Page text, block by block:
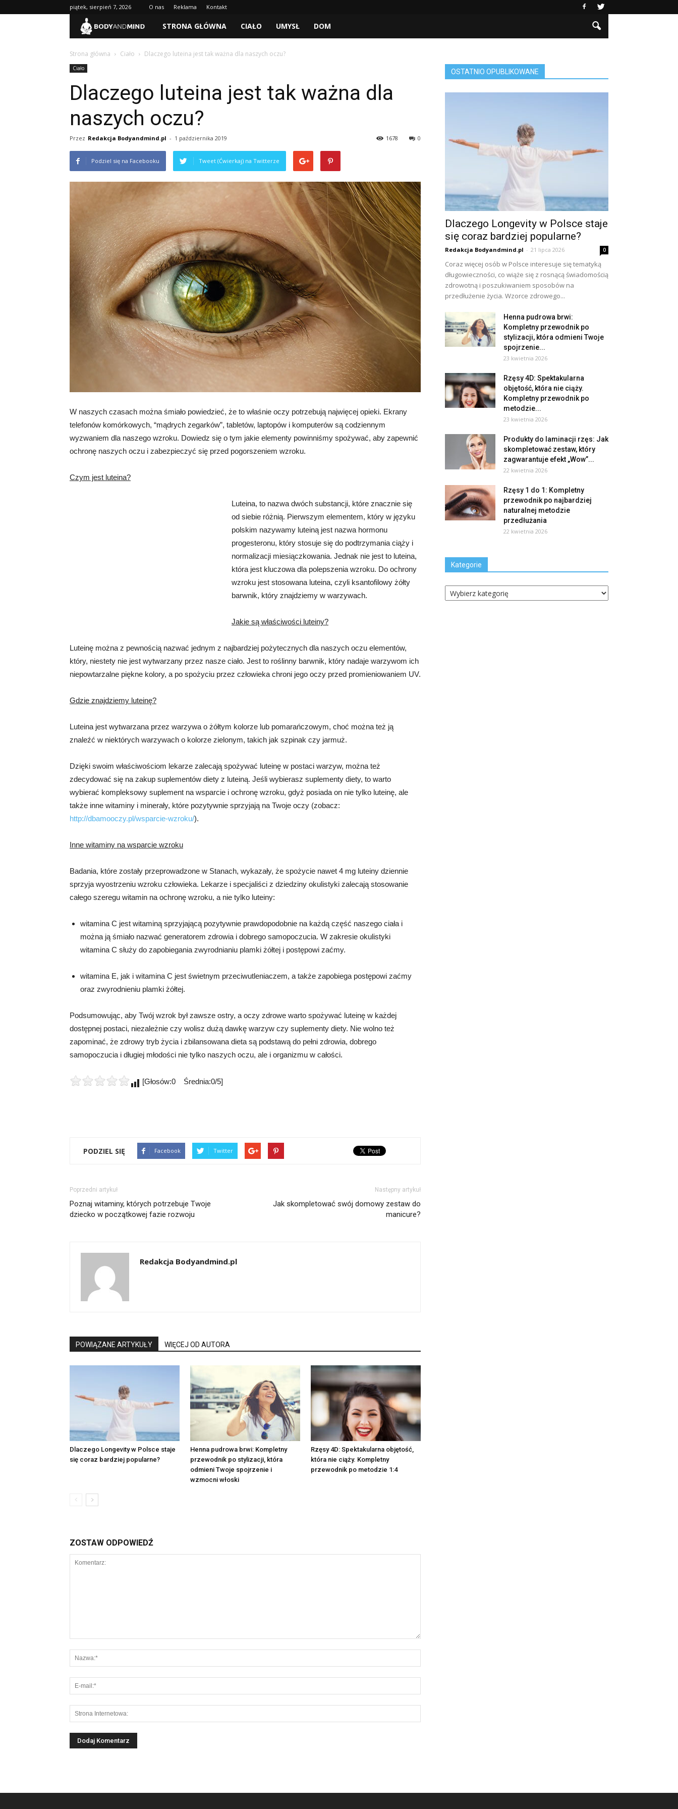
piątek, sierpień 7, 2026 O nas Reklama Kontakt
BodyAndMind.pl
STRONA GŁÓWNA CIAŁO UMYSŁ DOM
Strona główna Ciało Dlaczego luteina jest tak ważna dla naszych oczu?
Ciało
Dlaczego luteina jest tak ważna dla
naszych oczu?
Przez Redakcja Bodyandmind.pl - 1 października 2019 0
1678
Podziel się na Facebooku Tweet (Ćwierkaj) na Twitterze
W naszych czasach można śmiało powiedzieć, że to właśnie oczy potrzebują najwięcej opieki. Ekrany
telefonów komórkowych, “mądrych zegarków”, tabletów, laptopów i komputerów są codziennym
wyzwaniem dla naszego wzroku. Dowiedz się o tym jakie elementy powinniśmy spożywać, aby zapewnić
ochronę naszych oczu i zabezpieczyć się przed pogorszeniem wzroku.
Czym jest luteina?
Luteina, to nazwa dwóch substancji, które znacznie się
od siebie różnią. Pierwszym elementem, który w języku
polskim nazywamy luteiną jest nazwa hormonu
progesteronu, który stosuje się do podtrzymania ciąży i
normalizacji miesiączkowania. Jednak nie jest to luteina,
która jest kluczowa dla polepszenia wzroku. Do ochrony
wzroku jest stosowana luteina, czyli ksantofilowy żółty
barwnik, który znajdziemy w warzywach.
Jakie są właściwości luteiny?
Luteinę można z pewnością nazwać jednym z najbardziej pożytecznych dla naszych oczu elementów,
który, niestety nie jest wytwarzany przez nasze ciało. Jest to roślinny barwnik, który nadaje warzywom ich
niepowtarzalne piękne kolory, a po spożyciu przez człowieka chroni jego oczy przed promieniowaniem UV.
Gdzie znajdziemy luteinę?
Luteina jest wytwarzana przez warzywa o żółtym kolorze lub pomarańczowym, choć można też ją
znaleźć w niektórych warzywach o kolorze zielonym, takich jak szpinak czy jarmuż.
Dzięki swoim właściwościom lekarze zalecają spożywać luteinę w postaci warzyw, można też
zdecydować się na zakup suplementów diety z luteiną. Jeśli wybierasz suplementy diety, to warto
wybierać kompleksowy suplement na wsparcie i ochronę wzroku, gdyż posiada on nie tylko luteinę, ale
także inne witaminy i minerały, które pozytywnie sprzyjają na Twoje oczy (zobacz:
http://dbamooczy.pl/wsparcie-wzroku/).
Inne witaminy na wsparcie wzroku
Badania, które zostały przeprowadzone w Stanach, wykazały, że spożycie nawet 4 mg luteiny dziennie
sprzyja wyostrzeniu wzroku człowieka. Lekarze i specjaliści z dziedziny okulistyki zalecają stosowanie
całego szeregu witamin na ochronę wzroku, a nie tylko luteiny:
witamina C jest witaminą sprzyjającą pozytywnie prawdopodobnie na każdą część naszego ciała i
można ją śmiało nazwać generatorem zdrowia i dobrego samopoczucia. W zakresie okulistyki
witamina C służy do zapobiegania zwyrodnianiu plamki żółtej i postępowi zaćmy.
witamina E, jak i witamina C jest świetnym przeciwutleniaczem, a także zapobiega postępowi zaćmy
oraz zwyrodnieniu plamki żółtej.
Podsumowując, aby Twój wzrok był zawsze ostry, a oczy zdrowe warto spożywać luteinę w każdej
dostępnej postaci, niezależnie czy wolisz dużą dawkę warzyw czy suplementy diety. Nie wolno też
zapominać, że zdrowy tryb życia i zbilansowana dieta są podstawą do pełni zdrowia, dobrego
samopoczucia i długiej młodości nie tylko naszych oczu, ale i organizmu w całości.
[Głosów:0 Średnia:0/5]
PODZIEL SIĘ Facebook Twitter
Poprzedni artykuł
Poznaj witaminy, których potrzebuje Twoje
dziecko w początkowej fazie rozwoju
Następny artykuł
Jak skompletować swój domowy zestaw do
manicure?
Redakcja Bodyandmind.pl
POWIĄZANE ARTYKUŁY WIĘCEJ OD AUTORA
Dlaczego Longevity w Polsce staje
się coraz bardziej popularne?
Henna pudrowa brwi: Kompletny
przewodnik po stylizacji, która
odmieni Twoje spojrzenie i
wzmocni włoski
Rzęsy 4D: Spektakularna objętość,
która nie ciąży. Kompletny
przewodnik po metodzie 1:4
ZOSTAW ODPOWIEDŹ
OSTATNIO OPUBLIKOWANE
Dlaczego Longevity w Polsce staje
się coraz bardziej popularne?
Redakcja Bodyandmind.pl - 21 lipca 2026 0
Coraz więcej osób w Polsce interesuje się tematyką
długowieczności, co wiąże się z rosnącą świadomością
zdrowotną i poszukiwaniem sposobów na
przedłużenie życia. Wzorce zdrowego...
Henna pudrowa brwi:
Kompletny przewodnik po
stylizacji, która odmieni Twoje
spojrzenie...
23 kwietnia 2026
Rzęsy 4D: Spektakularna
objętość, która nie ciąży.
Kompletny przewodnik po
metodzie...
23 kwietnia 2026
Produkty do laminacji rzęs: Jak
skompletować zestaw, który
zagwarantuje efekt „Wow”...
22 kwietnia 2026
Rzęsy 1 do 1: Kompletny
przewodnik po najbardziej
naturalnej metodzie
przedłużania
22 kwietnia 2026
Kategorie
Kategorie